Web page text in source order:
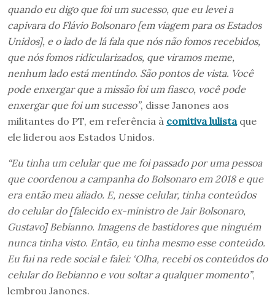
quando eu digo que foi um sucesso, que eu levei a
capivara do Flávio Bolsonaro [em viagem para os Estados
Unidos], e o lado de lá fala que nós não fomos recebidos,
que nós fomos ridicularizados, que viramos meme,
nenhum lado está mentindo. São pontos de vista. Você
pode enxergar que a missão foi um fiasco, você pode
enxergar que foi um sucesso”, disse Janones aos
militantes do PT, em referência à comitiva lulistaque
ele liderou aos Estados Unidos.
“Eu tinha um celular que me foi passado por uma pessoa
que coordenou a campanha do Bolsonaro em 2018 e que
era então meu aliado. E, nesse celular, tinha conteúdos
do celular do [falecido ex-ministro de Jair Bolsonaro,
Gustavo] Bebianno. Imagens de bastidores que ninguém
nunca tinha visto. Então, eu tinha mesmo esse conteúdo.
Eu fui na rede social e falei: ‘Olha, recebi os conteúdos do
celular do Bebianno e vou soltar a qualquer momento”,
lembrou Janones.